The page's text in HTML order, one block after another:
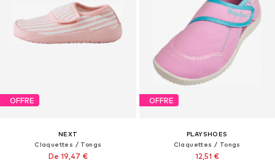
OFFRE
NEXT
Claquettes / Tongs
De 19,47 €
OFFRE
PLAYSHOES
Claquettes / Tongs
12,51 €